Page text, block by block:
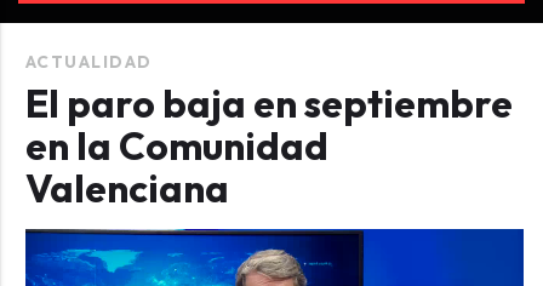
ACTUALIDAD
El paro baja en septiembre
en la Comunidad
Valenciana